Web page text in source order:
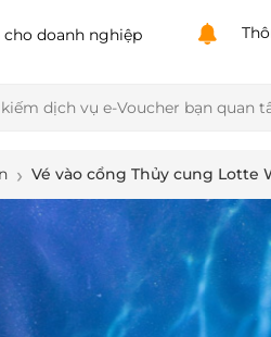
cho doanh nghiệp
Vé vào cổng Thủy cung Lotte